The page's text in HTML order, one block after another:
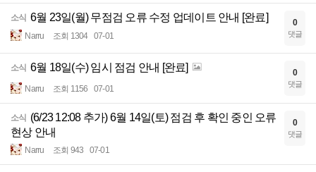
소식 6월 23일(월) 무점검 오류 수정 업데이트 안내 [완료]
Narru 조회 1304 07-01
0
댓글
소식 6월 18일(수) 임시 점검 안내 [완료]
Narru 조회 1156 07-01
0
댓글
소식
(6/23 12:08 추가) 6월 14일(토) 점검 후 확인 중인 오류
현상 안내
Narru 조회 943 07-01
0
댓글